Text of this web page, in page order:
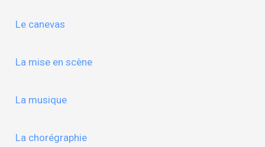
Le canevas
La mise en scène
La musique
La chorégraphie